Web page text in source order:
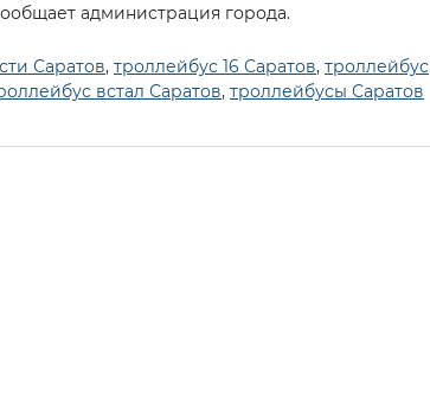
администрация города.
Саратов, троллейбус 16 Саратов, троллейбус
встал Саратов, троллейбусы Саратов